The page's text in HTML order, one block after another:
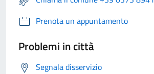
Prenota un appuntamento
Problemi in città
Segnala disservizio